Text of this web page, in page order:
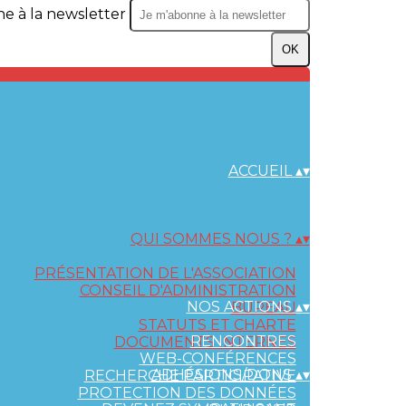
à la newsletter
OK
ACCUEIL▴▾
QUI SOMMES NOUS ? ▴▾
PRÉSENTATION DE L'ASSOCIATION
CONSEIL D'ADMINISTRATION
BUREAU
STATUTS ET CHARTE
DOCUMENTS INTERNES
NOS ACTIONS▴▾
RENCONTRES
WEB-CONFÉRENCES
RECHERCHE PARTICIPATIVE
PROTECTION DES DONNÉES
ADHÉSIONS/DONS▴▾